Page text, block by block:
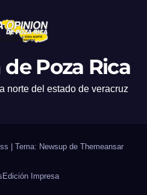
Poza Rica
norte del estado de veracruz
Tema: Newsup de Themeansar
Edición Impresa